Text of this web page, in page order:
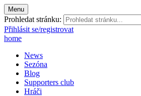
Menu
Prohledat stránku:
Přihlásit se/registrovat
home
News
Sezóna
Blog
Supporters club
Hráči